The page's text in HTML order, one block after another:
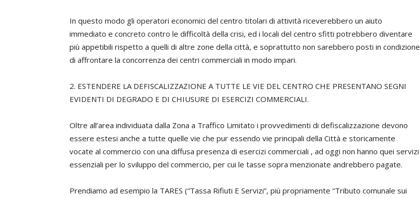
In questo modo gli operatori economici del centro titolari di attività riceverebbero un aiuto
immediato e concreto contro le difficoltà della crisi, ed i locali del centro sfitti potrebbero diventare
più appetibili rispetto a quelli di altre zone della città, e soprattutto non sarebbero posti in condizione
di affrontare la concorrenza dei centri commerciali in modo impari.
2. ESTENDERE LA DEFISCALIZZAZIONE A TUTTE LE VIE DEL CENTRO CHE PRESENTANO SEGNI
EVIDENTI DI DEGRADO E DI CHIUSURE DI ESERCIZI COMMERCIALI.
Oltre all’area individuata dalla Zona a Traffico Limitato i provvedimenti di defiscalizzazione devono
essere estesi anche a tutte quelle vie che pur essendo vie principali della Città e storicamente
vocate al commercio con una diffusa presenza di esercizi commerciali , ad oggi non hanno quei servizi
essenziali per lo sviluppo del commercio, per cui le tasse sopra menzionate andrebbero pagate.
Prendiamo ad esempio la TARES (“Tassa Rifiuti E Servizi”, più propriamente “Tributo comunale sui